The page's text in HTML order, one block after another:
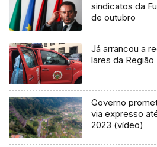
sindicatos da
de outubro
Já arrancou a
lares da
Governo
via expresso
2023 (vídeo)